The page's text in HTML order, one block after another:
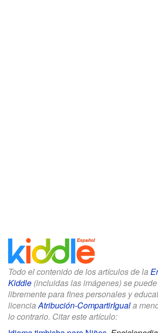
Todo el contenido de los artículos de la
Kiddle (incluidas las imágenes) se
libremente para fines personales y
licenciaAtribución-CompartirIguala
lo contrario. Citar este artículo: